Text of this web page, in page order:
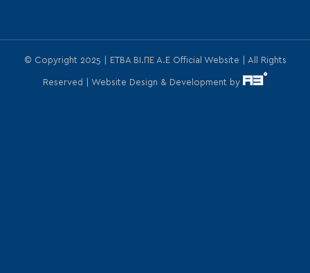
© Copyright 2025 | ΕΤΒΑ ΒΙ.ΠΕ Α.Ε Official Website | All Rights
Reserved | Website Design & Development by